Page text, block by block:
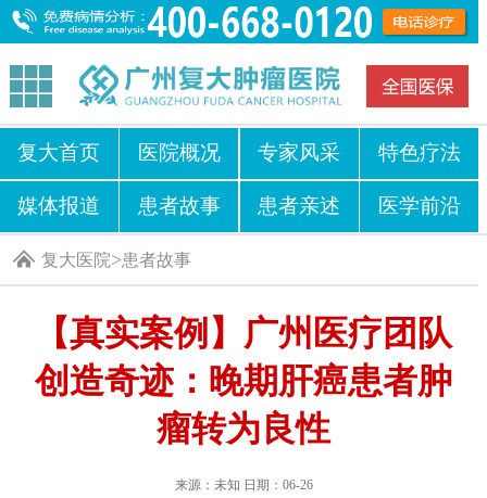
复大首页 医院概况 专家风采 特色疗法
媒体报道 患者故事 患者亲述 医学前沿
复大医院>患者故事
【真实案例】广州医疗团队
创造奇迹：晚期肝癌患者肿
瘤转为良性
来源：未知 日期：06-26